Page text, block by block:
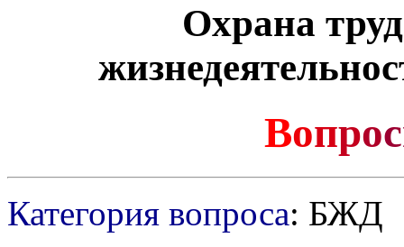
Охрана
Вопрос
Категория вопроса: БЖД